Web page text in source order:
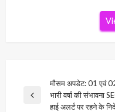
navigation
Previous
मौसम अपडेट: 01 एवं
भारी वर्षा की
हाई अलर्ट पर रहने के